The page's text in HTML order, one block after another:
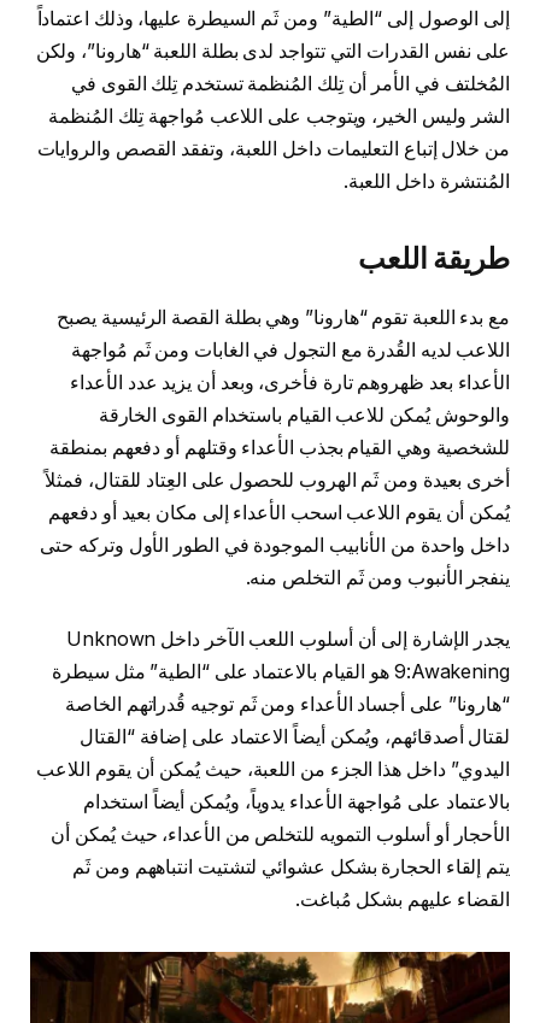
إلى الوصول إلى “الطية” ومن ثَم السيطرة عليها، وذلك اعتماداً
على نفس القدرات التي تتواجد لدى بطلة اللعبة “هارونا”، ولكن
المُخلتف في الأمر أن تِلك المُنظمة تستخدم تِلك القوى في
الشر وليس الخير، ويتوجب على اللاعب مُواجهة تِلك المُنظمة
من خلال إتباع التعليمات داخل اللعبة، وتفقد القصص والروايات
المُنتشرة داخل اللعبة.
طريقة اللعب
مع بدء اللعبة تقوم “هارونا” وهي بطلة القصة الرئيسية يصبح
اللاعب لديه القُدرة مع التجول في الغابات ومن ثَم مُواجهة
الأعداء بعد ظهروهم تارة فأخرى، وبعد أن يزيد عدد الأعداء
والوحوش يُمكن للاعب القيام باستخدام القوى الخارقة
للشخصية وهي القيام بجذب الأعداء وقتلهم أو دفعهم بمنطقة
أخرى بعيدة ومن ثَم الهروب للحصول على العِتاد للقتال، فمثلاً
يُمكن أن يقوم اللاعب اسحب الأعداء إلى مكان بعيد أو دفعهم
داخل واحدة من الأنابيب الموجودة في الطور الأول وتركه حتى
ينفجر الأنبوب ومن ثَم التخلص منه.
يجدر الإشارة إلى أن أسلوب اللعب الآخر داخل Unknown
9:Awakening هو القيام بالاعتماد على “الطية” مثل سيطرة
“هارونا” على أجساد الأعداء ومن ثَم توجيه قُدراتهم الخاصة
لقتال أصدقائهم، ويُمكن أيضاً الاعتماد على إضافة “القتال
اليدوي” داخل هذا الجزء من اللعبة، حيث يُمكن أن يقوم اللاعب
بالاعتماد على مُواجهة الأعداء يدوياً، ويُمكن أيضاً استخدام
الأحجار أو أسلوب التمويه للتخلص من الأعداء، حيث يُمكن أن
يتم إلقاء الحجارة بشكل عشوائي لتشتيت انتباههم ومن ثَم
القضاء عليهم بشكل مُباغت.